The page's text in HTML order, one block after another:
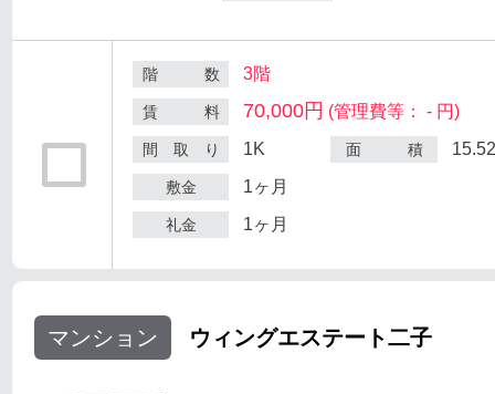
階 数 3階
賃 料 70,000円 (管理費等： - 円)
間 取 り 1K 面 積
敷金 1ヶ月
礼金 1ヶ月
マンション ウィングエステート二子